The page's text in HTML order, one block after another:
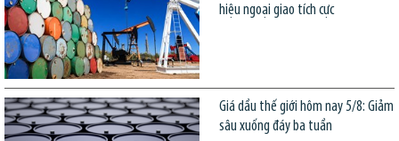
hiệu ngoại giao tích cực
Giá dầu thế giới hôm nay 5/8: Giảm
sâu xuống đáy ba tuần